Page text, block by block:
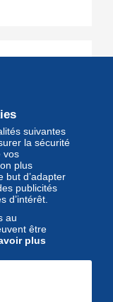
sur
et leurs
suivantes
la sécurité
vos
plus
but d’adapter
publicités
d’intérêt.
au
être
plus